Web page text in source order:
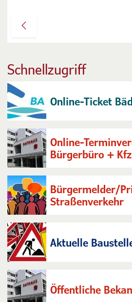
Previous
Schnellzugriff
Online-Ticket
Online-
Bürgerbüro + Kfz
Bürgermelder/
Straßenverkehr
Aktuelle
Öffentliche